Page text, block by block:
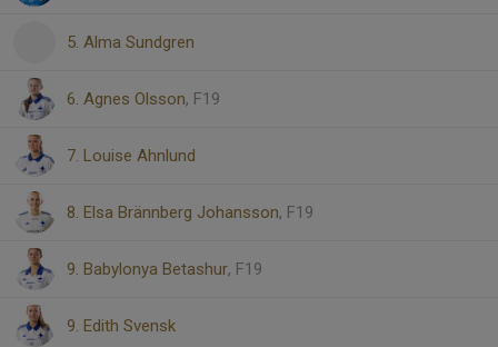
5. Alma Sundgren
6. Agnes Olsson, F19
7. Louise Ahnlund
8. Elsa Brännberg Johansson, F19
9. Babylonya Betashur, F19
9. Edith Svensk